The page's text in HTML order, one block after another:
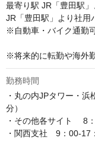
最寄り駅 JR「豊田駅」
JR「豊田駅」より社用
※自動車・バイク通勤
※将来的に転勤や海外
勤務時間
・丸の内JPタワー・
分）
・その他各サイト 　8
・関西支社　9：00-17